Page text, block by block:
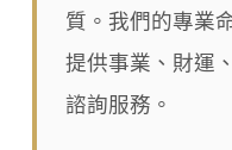
質。我們的專業
提供事業、財運
諮詢服務。